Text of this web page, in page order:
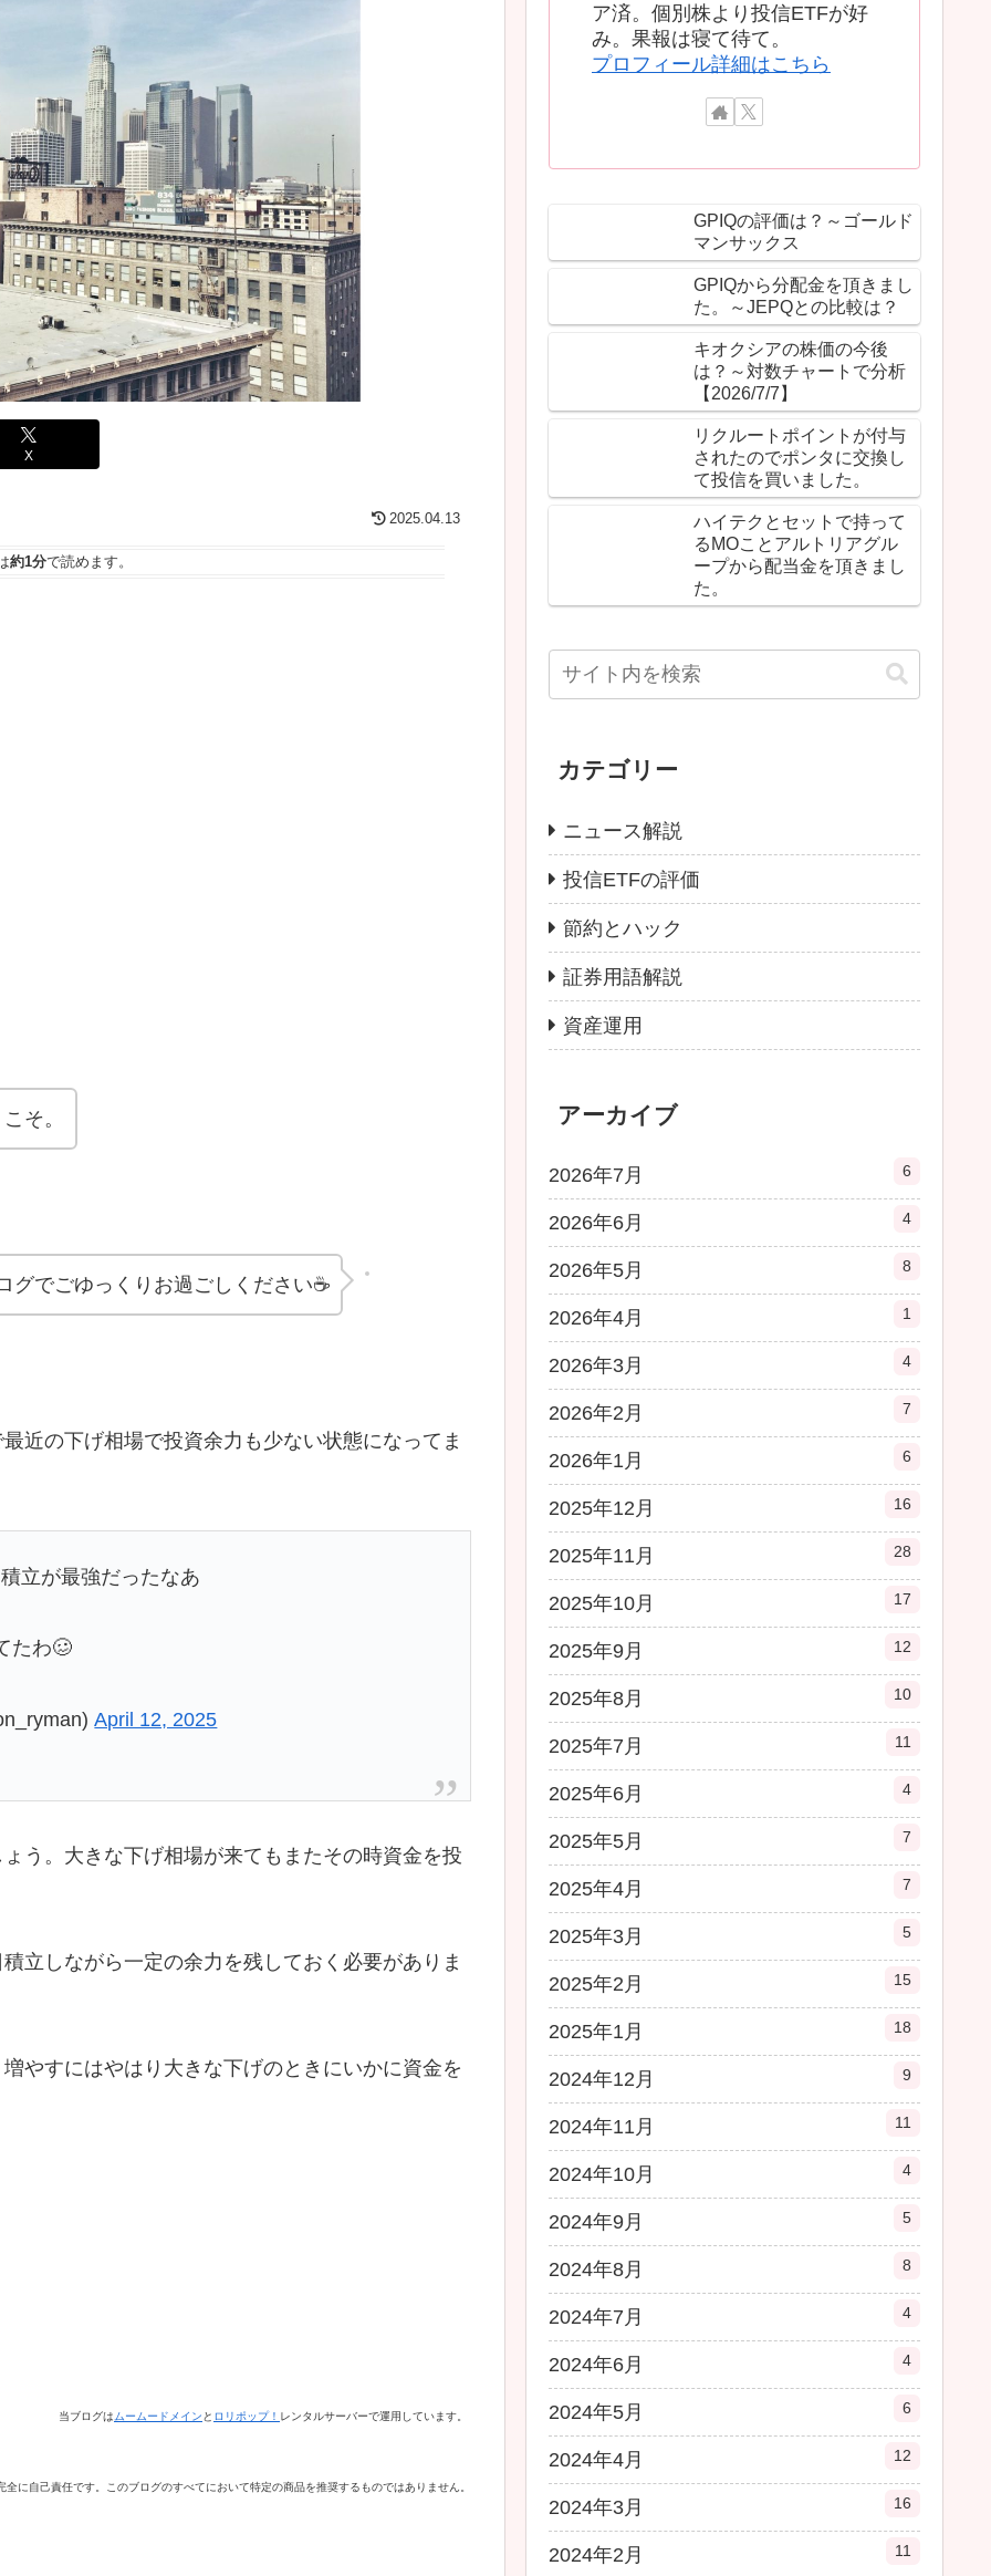
X
2025.04.13
約1分で読めます。
そ。
グでごゆっくりお過ごしください☕
近の下げ相場で投資余力も少ない状態になってま
立が最強だったなあ
たわ🥴
April 12, 2025
う。大きな下げ相場が来てもまたその時資金を投
立しながら一定の余力を残しておく必要がありま
やすにはやはり大きな下げのときにいかに資金を
当ブログは ムームードメイン と ロリポップ！ レンタルサーバーで運用しています。
全に自己責任です。このブログのすべてにおいて特定の商品を推奨するものではありません。
ア済。個別株より投信ETFが好
み。果報は寝て待て。
プロフィール詳細はこちら
GPIQの評価は？～ゴールド
マンサックス
GPIQから分配金を頂きまし
た。～JEPQとの比較は？
キオクシアの株価の今後
は？～対数チャートで分析
【2026/7/7】
リクルートポイントが付与
されたのでポンタに交換し
て投信を買いました。
ハイテクとセットで持って
るMOことアルトリアグル
ープから配当金を頂きまし
た。
カテゴリー
ニュース解説
投信ETFの評価
節約とハック
証券用語解説
資産運用
アーカイブ
2026年7月 6
2026年6月 4
2026年5月 8
2026年4月 1
2026年3月 4
2026年2月 7
2026年1月 6
2025年12月 16
2025年11月 28
2025年10月 17
2025年9月 12
2025年8月 10
2025年7月 11
2025年6月 4
2025年5月 7
2025年4月 7
2025年3月 5
2025年2月 15
2025年1月 18
2024年12月 9
2024年11月 11
2024年10月 4
2024年9月 5
2024年8月 8
2024年7月 4
2024年6月 4
2024年5月 6
2024年4月 12
2024年3月 16
2024年2月 11